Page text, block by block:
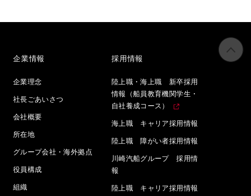
企業情報
企業理念
社長ごあいさつ
会社概要
所在地
グループ会社・海外拠点
役員構成
組織
採用情報
陸上職・海上職 新卒採用
情報（船員教育機関学生・
自社養成コース）
海上職 キャリア採用情報
陸上職 障がい者採用情報
川崎汽船グループ 採用情
報
陸上職 キャリア採用情報